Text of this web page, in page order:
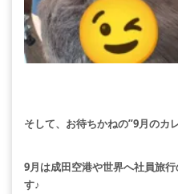
そして、お待ちかねの”9月のカ
9月は成田空港や世界へ社員旅
す♪